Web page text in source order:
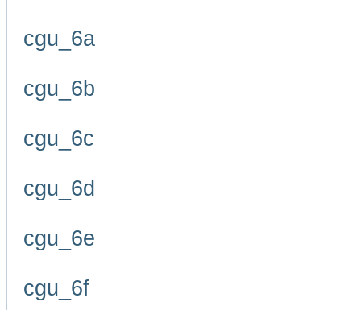
cgu_6a
cgu_6b
cgu_6c
cgu_6d
cgu_6e
cgu_6f